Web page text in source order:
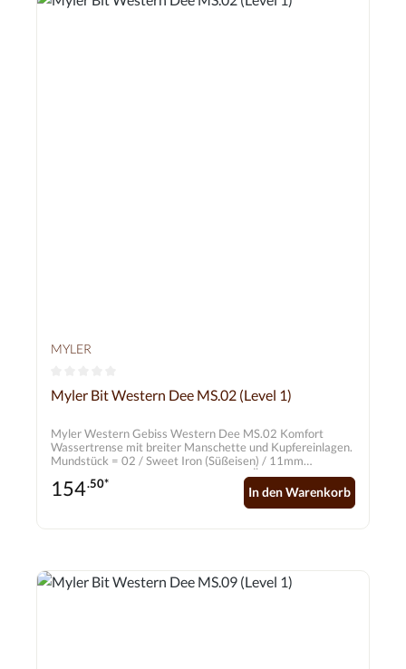
MYLER
Durchschnittliche Bewertung von 0 von 5 Sternen
Myler Bit Western Dee MS.02 (Level 1)
Myler Western Gebiss Western Dee MS.02 Komfort
Wassertrense mit breiter Manschette und Kupfereinlagen.
Mundstück = 02 / Sweet Iron (Süßeisen) / 11mm
Backenstücke = Western D-Ring ohne Ösen / Edelstahl /
70mm
154.50*
In den Warenkorb